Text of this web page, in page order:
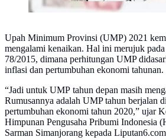
Upah Minimum Provinsi (UMP) 2021
mengalami kenaikan. Hal ini merujuk pada
78/2015, dimana perhitungan UMP
inflasi dan pertumbuhan ekonomi tahunan.
“Jadi untuk UMP tahun depan masih
Rumusannya adalah UMP tahun berjalan
pertumbuhan ekonomi tahun 2020,” ujar
Himpunan Pengusaha Pribumi Indonesia
Sarman Simanjorang kepada